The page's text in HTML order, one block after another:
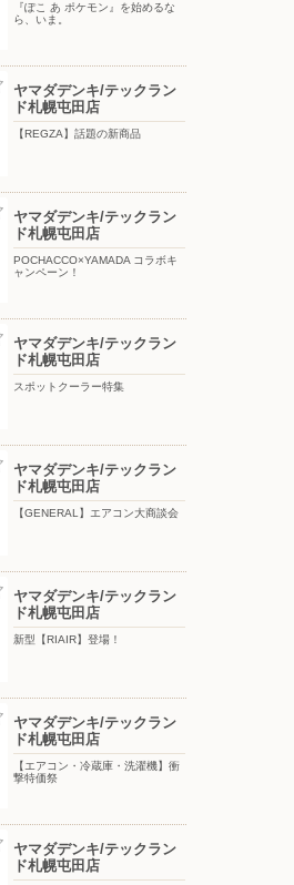
濯機】衝
【エアコン・冷蔵庫・
洗濯機】衝撃特価…
□■□■□■□■□■□■□■□■□■□■□
『ぽこ あ ポケモン』を始めるな
ら、いま。
ヤマダデンキ/テックラン
ド札幌屯田店
【REGZA】話題の新商品
ヤマダデンキ/テックラン
ド札幌屯田店
POCHACCO×YAMADA コラボキ
ャンペーン！
ヤマダデンキ/テックラン
ド札幌屯田店
スポットクーラー特集
ヤマダデンキ/テックラン
ド札幌屯田店
【GENERAL】エアコン大商談会
ヤマダデンキ/テックラン
ド札幌屯田店
新型【RIAIR】登場！
ヤマダデンキ/テックラン
ド札幌屯田店
【エアコン・冷蔵庫・洗濯機】衝
撃特価祭
ヤマダデンキ/テックラン
ド札幌屯田店